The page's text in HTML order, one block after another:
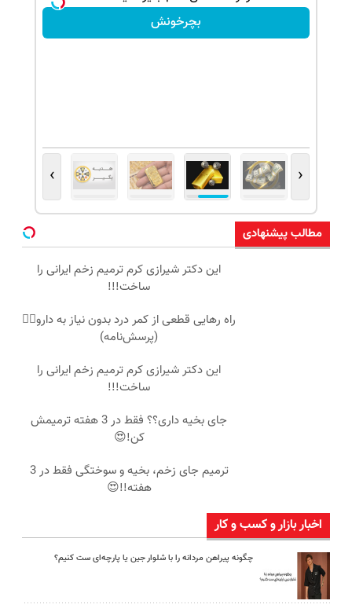
بچرخونش
‹
›
مطالب پیشنهادی
این دکتر شیرازی کرم ترمیم زخم ایرانی را
ساخت!!!
راه رهایی قطعی از کمر درد بدون نیاز به دارو👈🏻
(پرسش‌نامه)
این دکتر شیرازی کرم ترمیم زخم ایرانی را
ساخت!!!
جای بخیه داری؟؟ فقط در 3 هفته ترمیمش
کن!😍
ترمیم جای زخم، بخیه و سوختگی فقط در 3
هفته!!😍
اخبار بازار و کسب و کار
چگونه پیراهن مردانه را با شلوار جین یا پارچه‌ای ست کنیم؟